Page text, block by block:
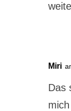
Miri
Das